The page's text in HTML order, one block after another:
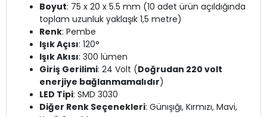
Boyut: 75 x 20 x 5.5 mm (10 adet ürün açıldığında
toplam uzunluk yaklaşık 1,5 metre)
Renk: Pembe
Işık Açısı: 120°
Işık Akısı: 300 lümen
Giriş Gerilimi: 24 Volt (Doğrudan 220 volt
enerjiye bağlanmamalıdır)
LED Tipi: SMD 3030
Diğer Renk Seçenekleri: Günışığı, Kırmızı, Mavi,